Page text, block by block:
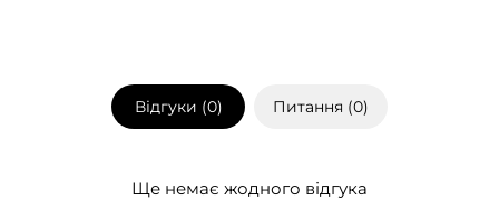
Відгуки (0) Питання (0)
Ще немає жодного відгука